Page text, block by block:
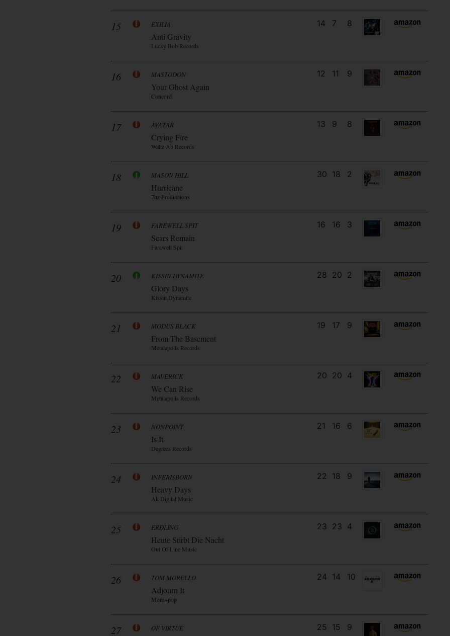
15 EXILIA
Anti Gravity
Lucky Bob Records
14 7 8
16 MASTODON
Your Ghost Again
Concord
12 11 9
17 AVATAR
Crying Fire
Waltz Ab Records
13 9 8
18 MASON HILL
Hurricane
7hz Productions
30 18 2
19 FAREWELL SPIT
Scars Remain
Farewell Spit
16 16 3
20 KISSIN DYNAMITE
Glory Days
Kissin Dynamite
28 20 2
21 MODUS BLACK
From The Basement
Metalapolis Records
19 17 9
22 MAVERICK
We Can Rise
Metalapolis Records
20 20 4
23 NONPOINT
Is It
Degrees Records
21 16 6
24 INFERISBORN
Heavy Days
Ak Digital Music
22 18 9
25 ERDLING
Heute Stirbt Die Nacht
Out Of Line Music
23 23 4
26 TOM MORELLO
Adjourn It
Mom+pop
24 14 10
27 OF VIRTUE 25 15 9